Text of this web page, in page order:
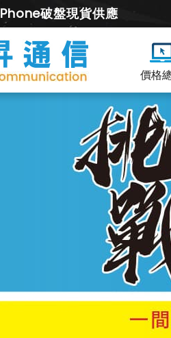
破盤現貨供應
價格